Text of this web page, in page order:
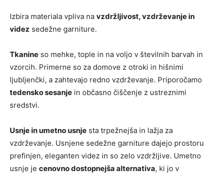
Izbira materiala vpliva na vzdržljivost, vzdrževanje in
videz sedežne garniture.
Tkanine so mehke, tople in na voljo v številnih barvah in
vzorcih. Primerne so za domove z otroki in hišnimi
ljubljenčki, a zahtevajo redno vzdrževanje. Priporočamo
tedensko sesanje in občasno čiščenje z ustreznimi
sredstvi.
Usnje in umetno usnje sta trpežnejša in lažja za
vzdrževanje. Usnjene sedežne garniture dajejo prostoru
prefinjen, eleganten videz in so zelo vzdržljive. Umetno
usnje je cenovno dostopnejša alternativa, ki jo v